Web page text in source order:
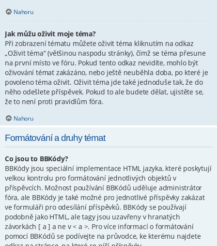
Nahoru
Jak můžu oživit moje téma?
Při zobrazení tématu můžete oživit téma kliknutím na odkaz
„Oživit téma“ (většinou naspodu stránky), čímž se téma přesune
na první místo ve fóru. Pokud tento odkaz nevidíte, mohlo být
oživování témat zakázáno, nebo ještě neuběhla doba, po které je
povoleno téma oživit. Oživit téma jde také jednoduše tak, že do
něho odešlete příspěvek. Pokud to ale budete dělat, ujistěte se,
že to není proti pravidlům fóra.
Nahoru
Formátování a druhy témat
Co jsou to BBKódy?
BBKódy jsou speciální implementace HTML jazyka, které poskytují
velkou kontrolu pro formátování jednotlivých objektů v
příspěvcích. Možnost používání BBKódů uděluje administrátor
fóra, ale BBKódy je také možné pro jednotlivé příspěvky zakázat
ve formuláři pro odesílání příspěvků. BBKódy se používají
podobně jako HTML, ale tagy jsou uzavřeny v hranatých
závorkách [ a ] a ne v < a >. Pro více informací o formátování
pomocí BBKódů se podívejte na průvodce, ke kterému najdete